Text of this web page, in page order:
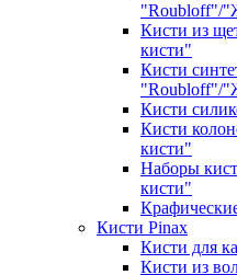
"Roubloff"/
Кисти из
кисти"
Кисти
"Roubloff"/
Кисти
Кисти
кисти"
Наборы
кисти"
Кисти Pinax
Кисти для
Кисти из